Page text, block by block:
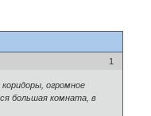
1
огромное
большая комната, в